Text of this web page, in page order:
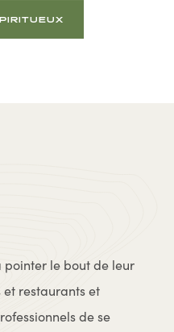
pointer le bout de leur
et restaurants et
de se